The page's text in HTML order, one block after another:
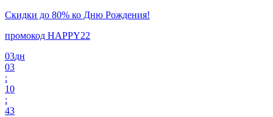
Скидки до 80% ко Дню Рождения!
промокод HAPPY22
03дн
03
:
10
:
43